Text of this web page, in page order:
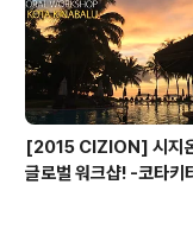
[2015 CIZION] 시지
글로벌 워크샵! -코타키